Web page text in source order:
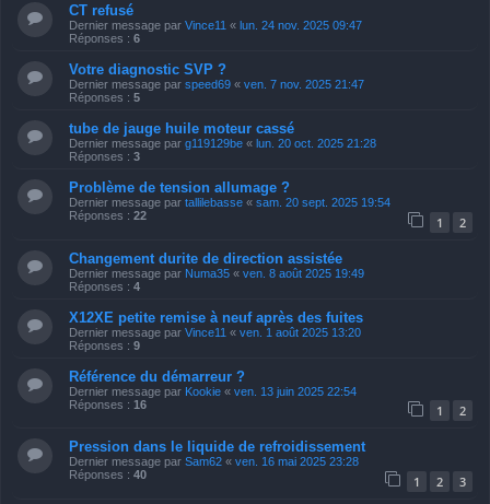
CT refusé
Dernier message par Vince11 « lun. 24 nov. 2025 09:47
Réponses : 6
Votre diagnostic SVP ?
Dernier message par speed69 « ven. 7 nov. 2025 21:47
Réponses : 5
tube de jauge huile moteur cassé
Dernier message par g119129be « lun. 20 oct. 2025 21:28
Réponses : 3
Problème de tension allumage ?
Dernier message par tallilebasse « sam. 20 sept. 2025 19:54
Réponses : 22 1 2
Changement durite de direction assistée
Dernier message par Numa35 « ven. 8 août 2025 19:49
Réponses : 4
X12XE petite remise à neuf après des fuites
Dernier message par Vince11 « ven. 1 août 2025 13:20
Réponses : 9
Référence du démarreur ?
Dernier message par Kookie « ven. 13 juin 2025 22:54
Réponses : 16 1 2
Pression dans le liquide de refroidissement
Dernier message par Sam62 « ven. 16 mai 2025 23:28
Réponses : 40 1 2 3